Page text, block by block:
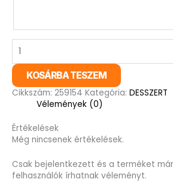
KOSÁRBA TESZEM
Cikkszám: 259154 Kategória: DESSZERT
Vélemények (0)
Értékelések
Még nincsenek értékelések.
Csak bejelentkezett és a terméket
felhasználók írhatnak véleményt.